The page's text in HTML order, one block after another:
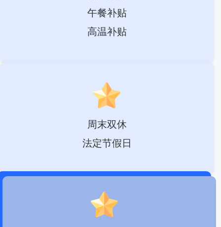
午餐补贴
高温补贴
周末双休
法定节假日